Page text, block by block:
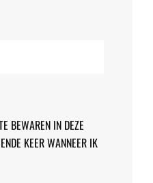
BEWAREN IN DEZE
KEER WANNEER IK